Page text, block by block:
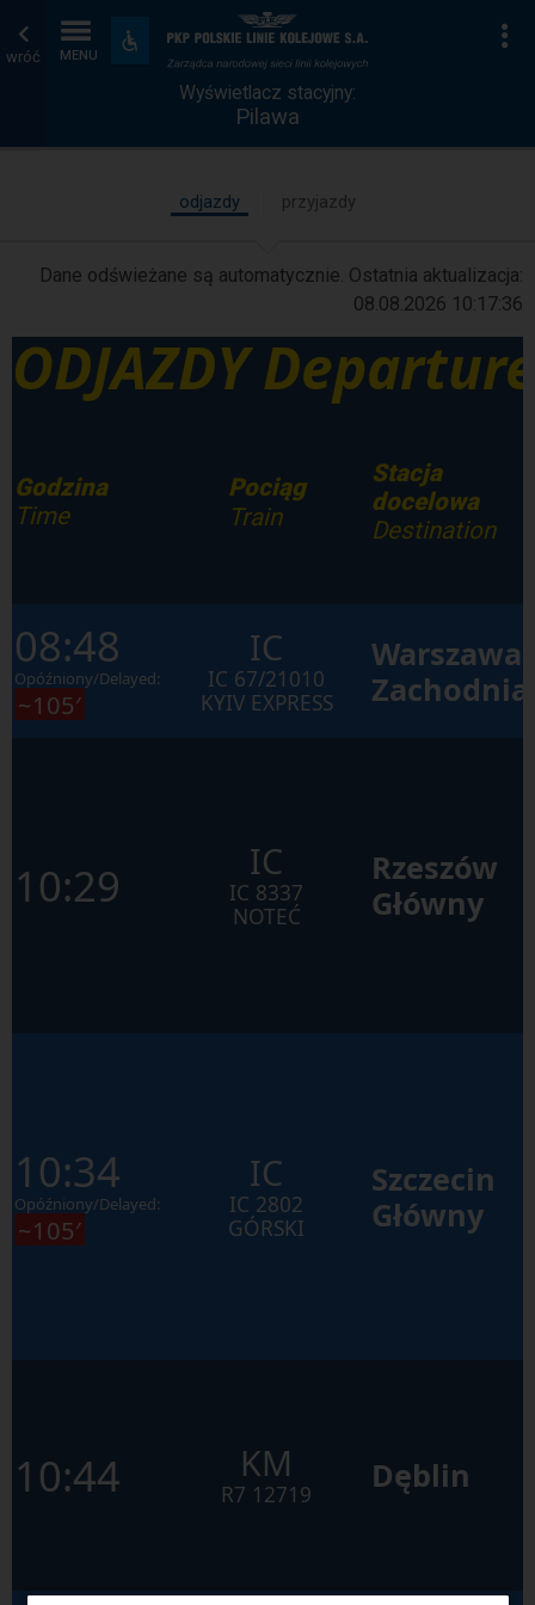
wróć MENU
Dostępność
i
udogodnienia
Wyświetlacz
stacyjny
Strona
główna
Wyświetlacz stacyjny:
Pilawa
odjazdy przyjazdy
Dane odświeżane są automatycznie. Ostatnia aktualizacja:
08.08.2026 10:17:36
ODJAZDY
Godzina
Time
Pociąg
Train
Stacja
docelowa
Destination
08:48
Opóźniony/Delayed:
~105′
IC
IC 67/21010
KYIV EXPRESS
Warszawa
Zachodnia
10:29 IC
IC 8337
NOTEĆ
Rzeszów
Główny
10:34
Opóźniony/Delayed:
~105′
IC
IC 2802
GÓRSKI
Szczecin
Główny
10:44 KM
R7 12719 Dęblin